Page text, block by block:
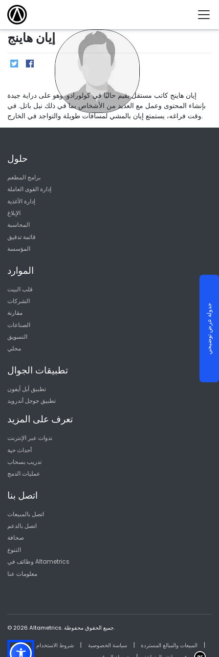
إيان هاينج
إيان هاينج كاتب مستقل يقيم حاليًا في كولورادو. وهو على دراية جيدة
بإنشاء المحتوى وعمل مع العديد من الأشخاص بما في ذلك نيل باتل. في
وقت فراغه، يستمتع إيان بالمشي لمسافات طويلة والتواجد في الخارج.
حلول
برامج المطعم
إدارة القوى العاملة
إدارة الأغذية
الإبلاغ
المحاسبة
قائمة تدقيق
المؤسسة
الموارد
قلب البيت
الشركات
مقارنة
الصناعات
التسويق
محلي
تطبيقات الجوال
تطبيق آبل آيفون
تطبيق جوجل أندرويد
تعرف على المزيد
ندوات عبر الإنترنت
أحداث حية
تدريب بسحاب
عمليات الدمج
اتصل بنا
اتصل بالمبيعات
اتصل بالدعم
صحافة
التنوع
وظائف في Altametrics
معلومات عنا
© 2026 Altametrics. جميع الحقوق محفوظة.
شروط الاستخدام | سياسة الخصوصية | المبيعات والمبالغ المستردة |
جدولة عرض توضيحي